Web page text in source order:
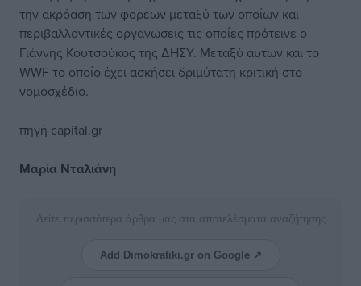
την ακρόαση των φορέων μεταξύ των οποίων και
περιβαλλοντικές οργανώσεις τις οποίες πρότεινε ο
Γιάννης Κουτσούκος της ΔΗΣΥ. Μεταξύ αυτών και το
WWF το οποίο έχει ασκήσει δριμύτατη κριτική στο
νομοσχέδιο.
πηγή capital.gr
Μαρία Νταλιάνη
Δείτε περισσότερα άρθρα μας στα αποτελέσματα αναζήτησης
Add Dimokratiki.gr on Google ↗